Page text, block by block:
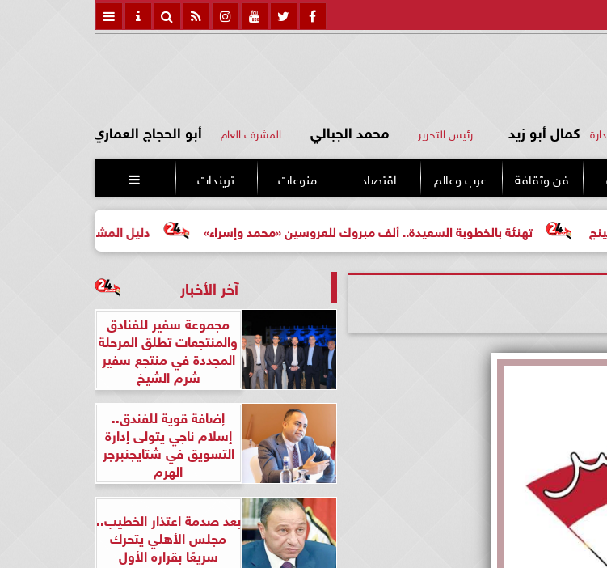
كمال أبو زيد رئيس التحرير محمد الجبالي المشرف العام أبو الحجاج العماري
فن وثقافة عرب وعالم اقتصاد منوعات تريندات 
دليل المشتري لأول مرة لاختيار تهنئة بالخطوبة السعيدة.. ألف مبروك للعروسين «محمد وإسراء»
آخر الأخبار
مجموعة سفير للفنادق
والمنتجعات تطلق المرحلة
المجددة في منتجع سفير
شرم الشيخ
إضافة قوية للفندق..
إسلام ناجي يتولى إدارة
التسويق في شتايجنبرجر
الهرم
بعد صدمة اعتذار الخطيب..
مجلس الأهلي يتحرك
سريعًا بقراره الأول